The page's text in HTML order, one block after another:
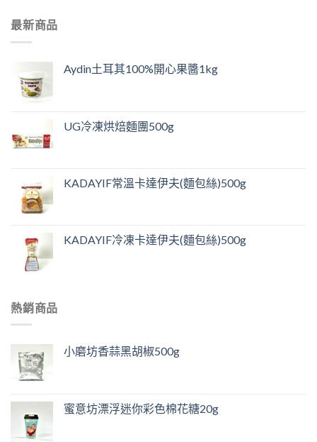
最新商品
Aydin土耳其100%開心果醬1kg
UG冷凍烘焙麵團500g
KADAYIF常溫卡達伊夫(麵包絲)500g
KADAYIF冷凍卡達伊夫(麵包絲)500g
熱銷商品
小磨坊香蒜黑胡椒500g
蜜意坊漂浮迷你彩色棉花糖20g